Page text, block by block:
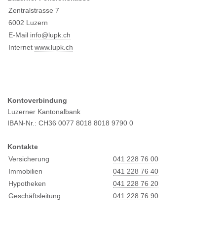
Zentralstrasse 7
6002 Luzern
E-Mail info@lupk.ch
Internet www.lupk.ch
Kontoverbindung
Luzerner Kantonalbank
IBAN-Nr.: CH36 0077 8018 8018 9790 0
Kontakte
Versicherung
041 228 76 00
Immobilien
041 228 76 40
Hypotheken
041 228 76 20
Geschäftsleitung
041 228 76 90